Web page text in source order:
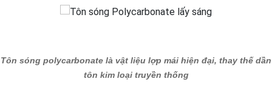
Tôn sóng polycarbonate là vật liệu lợp mái hiện đại, thay thế dần
tôn kim loại truyền thống